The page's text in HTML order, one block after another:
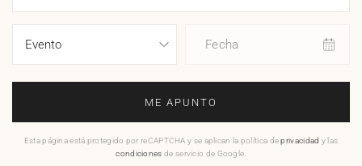
Fecha
ME APUNTO
Esta página está protegido por reCAPTCHA y se aplican la política deprivacidad y las
condiciones de servicio de Google.